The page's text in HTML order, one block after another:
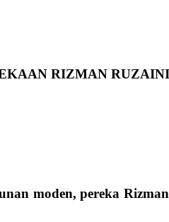
RIZMAN
moden, pereka